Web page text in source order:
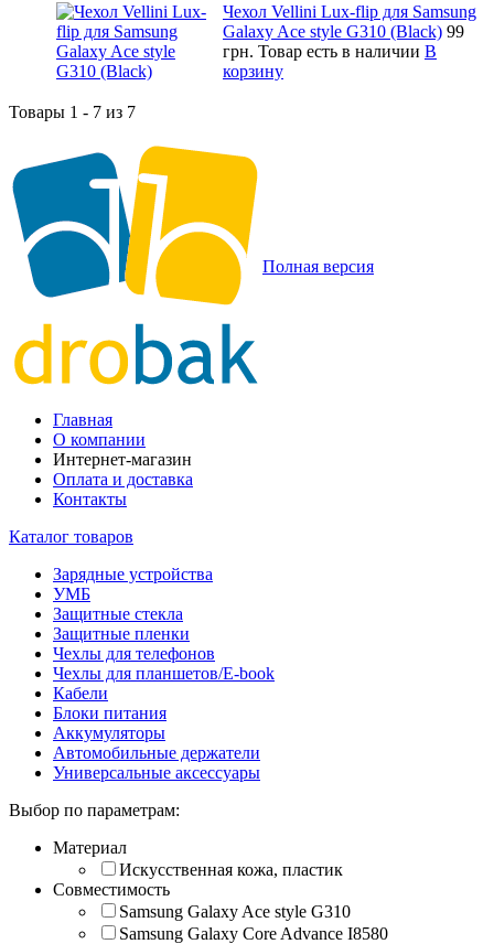
Чехол Vellini Lux-flip для Samsung
Galaxy Ace style G310 (Black) 99
грн. Товар есть в наличии В
корзину
Товары 1 - 7 из 7
Полная версия
Главная
О компании
Интернет-магазин
Оплата и доставка
Контакты
Каталог товаров
Зарядные устройства
УМБ
Защитные стекла
Защитные пленки
Чехлы для телефонов
Чехлы для планшетов/E-book
Кабели
Блоки питания
Аккумуляторы
Автомобильные держатели
Универсальные аксессуары
Выбор по параметрам:
Материал
Искусственная кожа, пластик
Совместимость
Samsung Galaxy Ace style G310
Samsung Galaxy Core Advance I8580